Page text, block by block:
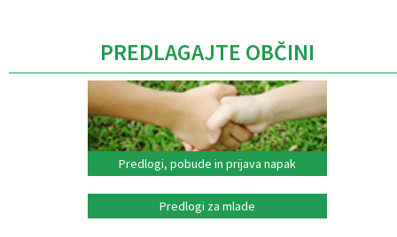
PREDLAGAJTE OBČINI
Predlogi, pobude in prijava napak
Predlogi za mlade